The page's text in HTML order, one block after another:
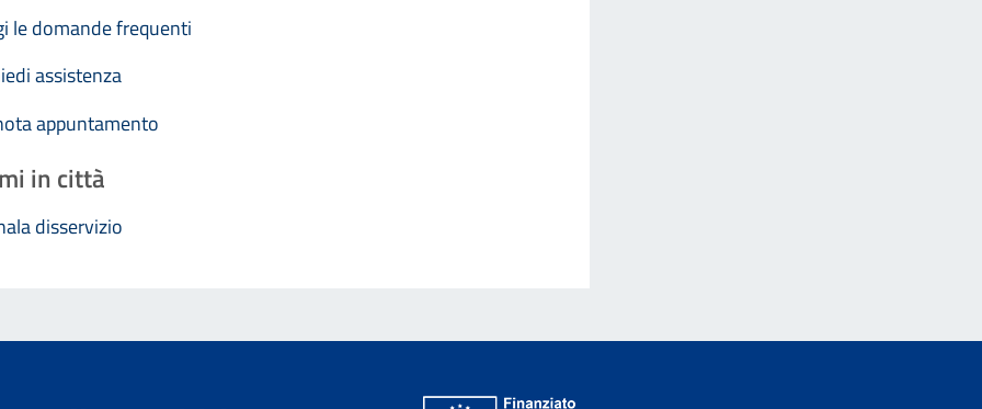
le domande frequenti
assistenza
appuntamento
in città
disservizio